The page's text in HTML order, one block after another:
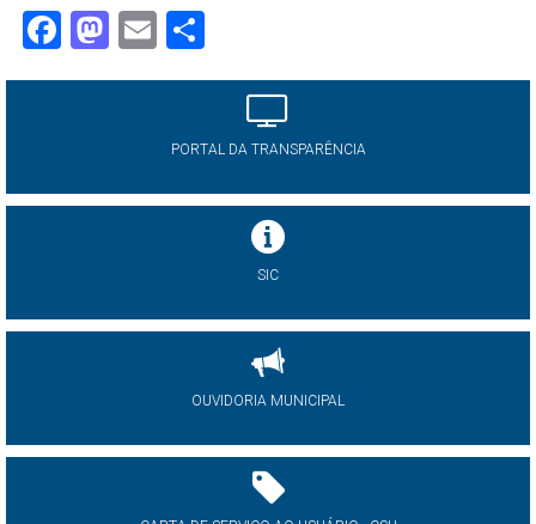
Facebook
Mastodon
Email
PORTAL DA TRANSPARÊNCIA
SIC
OUVIDORIA MUNICIPAL